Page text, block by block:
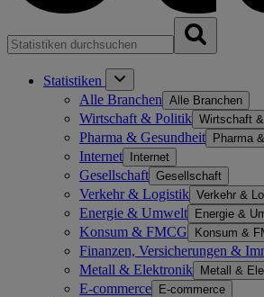
Statistiken
Alle Branchen Alle Branchen
Wirtschaft & Politik Wirtschaft
Pharma & Gesundheit Pharma
Internet Internet
Gesellschaft Gesellschaft
Verkehr & Logistik Verkehr &
Energie & Umwelt Energie &
Konsum & FMCG Konsum &
Finanzen, Versicherungen &
Metall & Elektronik Metall &
E-commerce E-commerce